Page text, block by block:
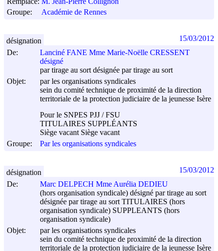
Groupe:
Académie de Rennes
De:
Lanciné FANE Mme Marie-Noëlle CRESSENT
désigné
par tirage au sort désignée par tirage au sort
Objet:
par les organisations syndicales
sein du comité technique de proximité de la direction
territoriale de la protection judiciaire de la jeunesse Isère
Pour le SNPES PJJ / FSU
TITULAIRES SUPPLÉANTS
Siège vacant Siège vacant
Groupe:
Par les organisations syndicales
désignation 15/03/2012
De:
Marc DELPECH Mme Aurélia DEDIEU
(hors organisation syndicale) désigné par tirage au sort
désignée par tirage au sort TITULAIRES (hors
organisation syndicale) SUPPLEANTS (hors
organisation syndicale)
Objet:
par les organisations syndicales
sein du comité technique de proximité de la direction
territoriale de la protection judiciaire de la jeunesse Isère
désignation 15/03/2012